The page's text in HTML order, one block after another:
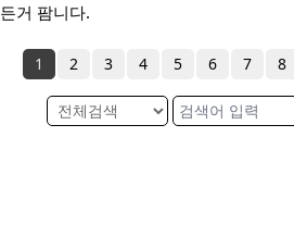
거 팜니다.
1 2 3 4 5 6 7 8